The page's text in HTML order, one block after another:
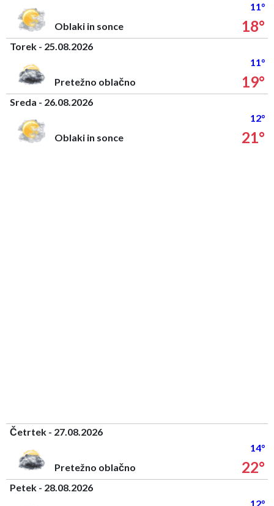
11°
Oblaki in sonce
18°
Torek - 25.08.2026
11°
Pretežno oblačno
19°
Sreda - 26.08.2026
12°
Oblaki in sonce
21°
Četrtek - 27.08.2026
14°
Pretežno oblačno
22°
Petek - 28.08.2026
12°